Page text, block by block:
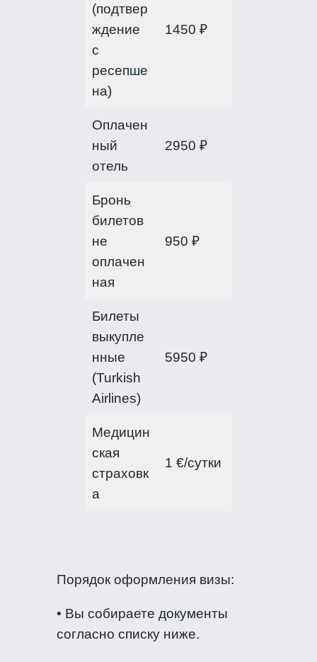
(подтвер
ждение
с
ресепше
на)
1450 ₽
Оплачен
ный
отель
2950 ₽
Бронь
билетов
не
оплачен
ная
950 ₽
Билеты
выкупле
нные
(Turkish
Airlines)
5950 ₽
Медицин
ская
страховк
а
1 €/сутки
Порядок оформления визы:
• Вы собираете документы
согласно списку ниже.